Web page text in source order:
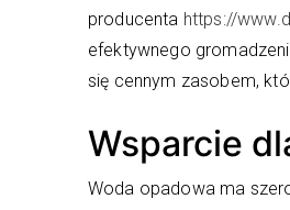
producenta https://
efektywnego
się cennym zasobem,
Wsparcie
Woda opadowa ma